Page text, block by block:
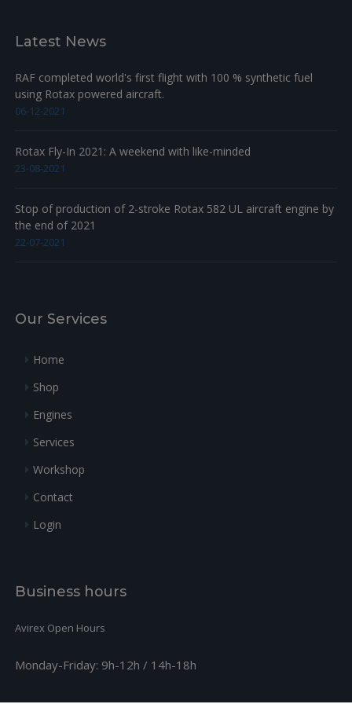
Latest News
RAF completed world's first flight with 100 % synthetic fuel
using Rotax powered aircraft.
06-12-2021
Rotax Fly-In 2021: A weekend with like-minded
23-08-2021
Stop of production of 2-stroke Rotax 582 UL aircraft engine by
the end of 2021
22-07-2021
Our Services
Home
Shop
Engines
Services
Workshop
Contact
Login
Business hours
Avirex Open Hours
Monday-Friday: 9h-12h / 14h-18h